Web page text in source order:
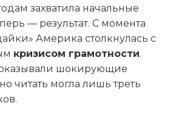
захватила начальные
— результат. С момента
Америка столкнулась с
кризисом грамотности.
шокирующие
читать могла лишь треть